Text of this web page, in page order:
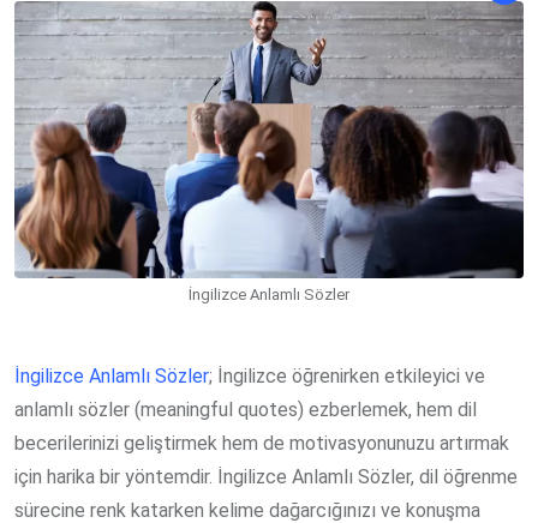
İngilizce Anlamlı Sözler
İngilizce Anlamlı Sözler; İngilizce öğrenirken etkileyici ve
anlamlı sözler (meaningful quotes) ezberlemek, hem dil
becerilerinizi geliştirmek hem de motivasyonunuzu artırmak
için harika bir yöntemdir. İngilizce Anlamlı Sözler, dil öğrenme
sürecine renk katarken kelime dağarcığınızı ve konuşma